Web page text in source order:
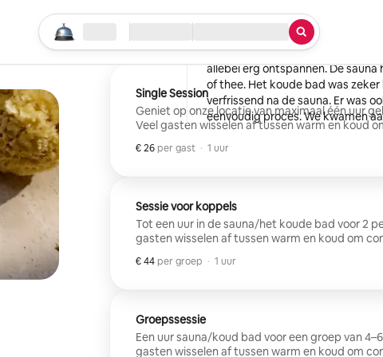
Begin je zoektocht
Locatie Inchecken/uitchecken
Service
Single Session
Geniet op onze locatie van maximaal één uur
Veel gasten wisselen af tussen warm en koud
€ 26 per gast
€ 26 per gast
, · 1 uur
Sessie voor koppels
Tot een uur in de sauna/het koude bad voor 2
gasten wisselen af tussen warm en koud om
€ 44 per groep
€ 44 per groep
, · 1 uur
Groepssessie
Een uur sauna/koud bad voor een groep van
gasten wisselen af tussen warm en koud om
Lexington, Kentucky
Mijn vrouw en ik hebben een hele
allebei erg ontspannen. De
of thee. Het koude bad was
verfrissend na de sauna. Er was
eenvoudig proces. We kwamen
vertrokken. Zeer mooie